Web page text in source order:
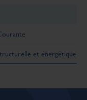
et énergétique